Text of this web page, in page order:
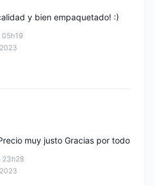
y bien empaquetado! :)
23h28
muy justo Gracias por todo